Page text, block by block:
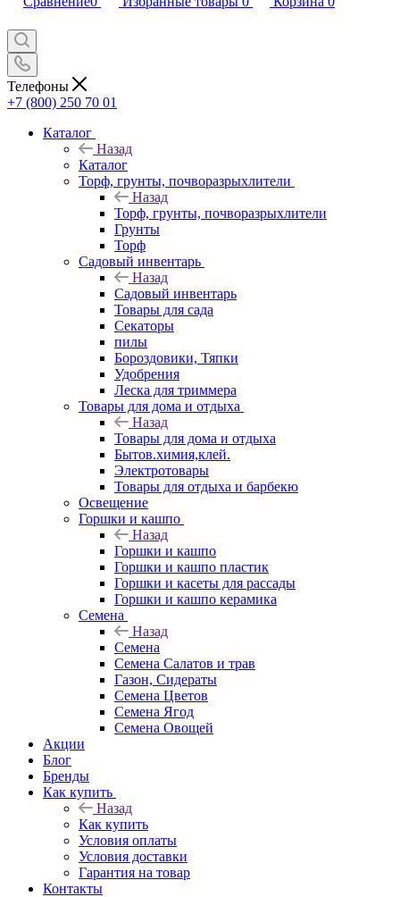
Телефоны
+7 (800) 250 70 01
Каталог
Назад
Каталог
Торф, грунты, почворазрыхлители
Назад
Торф, грунты, почворазрыхлители
Грунты
Торф
Садовый инвентарь
Назад
Садовый инвентарь
Товары для сада
Секаторы
пилы
Бороздовики, Тяпки
Удобрения
Леска для триммера
Товары для дома и отдыха
Назад
Товары для дома и отдыха
Бытов.химия,клей.
Электротовары
Товары для отдыха и барбекю
Освещение
Горшки и кашпо
Назад
Горшки и кашпо
Горшки и кашпо пластик
Горшки и касеты для рассады
Горшки и кашпо керамика
Семена
Назад
Семена
Семена Салатов и трав
Газон, Сидераты
Семена Цветов
Семена Ягод
Семена Овощей
Акции
Блог
Бренды
Как купить
Назад
Как купить
Условия оплаты
Условия доставки
Гарантия на товар
Контакты